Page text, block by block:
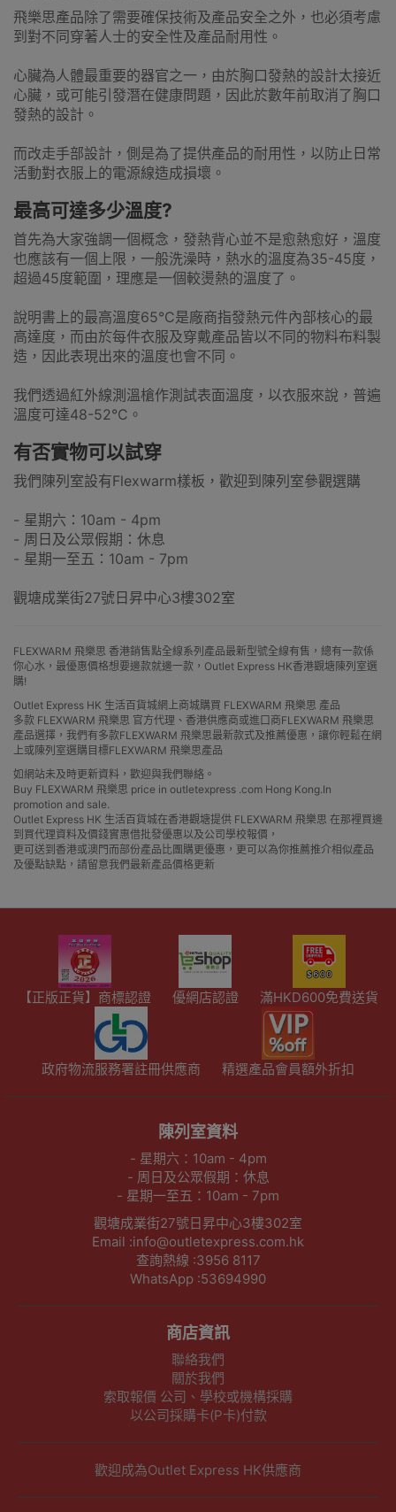
飛樂思產品除了需要確保技術及產品安全之外，也必須考慮
到對不同穿著人士的安全性及產品耐用性。
心臟為人體最重要的器官之一，由於胸口發熱的設計太接近
心臟，或可能引發潛在健康問題，因此於數年前取消了胸口
發熱的設計。
而改走手部設計，側是為了提供產品的耐用性，以防止日常
活動對衣服上的電源線造成損壞。
最高可達多少溫度?
首先為大家強調一個概念，發熱背心並不是愈熱愈好，溫度
也應該有一個上限，一般洗澡時，熱水的溫度為35-45度，
超過45度範圍，理應是一個較燙熱的溫度了。
說明書上的最高溫度65°C是廠商指發熱元件內部核心的最
高達度，而由於每件衣服及穿戴產品皆以不同的物料布料製
造，因此表現出來的溫度也會不同。
我們透過紅外線測溫槍作測試表面溫度，以衣服來說，普遍
溫度可達48-52°C。
有否實物可以試穿
我們陳列室設有Flexwarm樣板，歡迎到陳列室參觀選購
- 星期六：10am - 4pm
- 周日及公眾假期：休息
- 星期一至五：10am - 7pm
觀塘成業街27號日昇中心3樓302室
FLEXWARM 飛樂思 香港銷售點全線系列產品最新型號全線有售，總有一款係
你心水，最優惠價格想要邊款就邊一款，Outlet Express HK香港觀塘陳列室選
購!
Outlet Express HK 生活百貨城網上商城購買 FLEXWARM 飛樂思 產品
多款 FLEXWARM 飛樂思 官方代理、香港供應商或進口商FLEXWARM 飛樂思
產品選擇，我們有多款FLEXWARM 飛樂思最新款式及推薦優惠，讓你輕鬆在網
上或陳列室選購目標FLEXWARM 飛樂思產品
如網站未及時更新資料，歡迎與我們聯絡。
Buy FLEXWARM 飛樂思 price in outletexpress .com Hong Kong.In
promotion and sale.
Outlet Express HK 生活百貨城在香港觀塘提供 FLEXWARM 飛樂思 在那裡買邊
到買代理資料及價錢實惠借批發優惠以及公司學校報價，
更可送到香港或澳門而部份產品比團購更優惠，更可以為你推薦推介相似產品
及優點缺點，請留意我們最新產品價格更新
【正版正貨】商標認證 優網店認證 滿HKD600免費送貨
政府物流服務署註冊供應商 精選產品會員額外折扣
陳列室資料
- 星期六：10am - 4pm
- 周日及公眾假期：休息
- 星期一至五：10am - 7pm
觀塘成業街27號日昇中心3樓302室
Email :info@outletexpress.com.hk
查詢熱線 :3956 8117
WhatsApp :53694990
商店資訊
聯絡我們
關於我們
索取報價 公司、學校或機構採購
以公司採購卡(P卡)付款
歡迎成為Outlet Express HK供應商